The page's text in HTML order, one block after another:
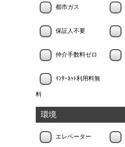
都市ガス
保証人不要
仲介手数料ゼロ
ｲﾝﾀｰﾈｯﾄ利用料無
料
環境
エレベーター